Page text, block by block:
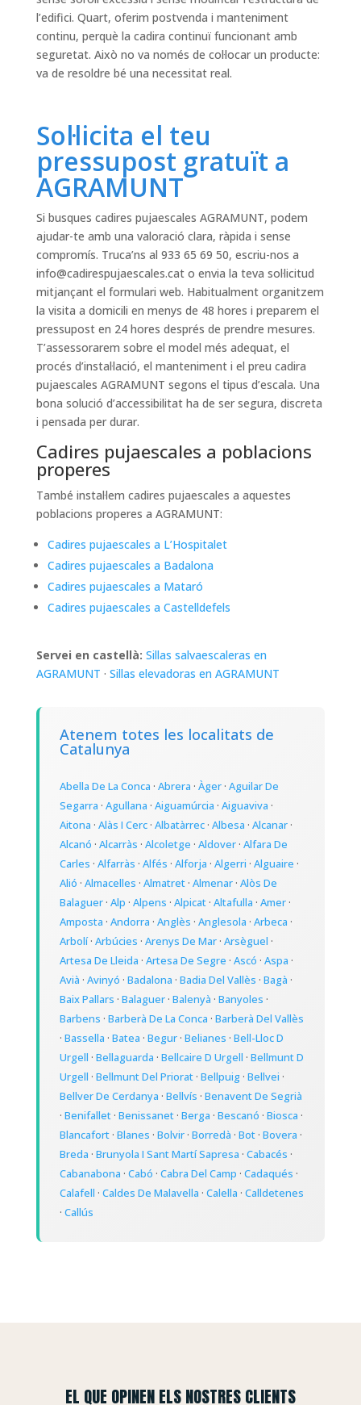
l’edifici. Quart, oferim postvenda i manteniment
continu, perquè la cadira continuï funcionant amb
seguretat. Això no va només de col·locar un producte:
va de resoldre bé una necessitat real.
Sol·licita el teu
pressupost gratuït a
AGRAMUNT
Si busques cadires pujaescales AGRAMUNT, podem
ajudar-te amb una valoració clara, ràpida i sense
compromís. Truca’ns al 933 65 69 50, escriu-nos a
info@cadirespujaescales.cato envia la teva sol·licitud
mitjançant el formulari web. Habitualment organitzem
la visita a domicili en menys de 48 hores i preparem el
pressupost en 24 hores després de prendre mesures.
T’assessorarem sobre el model més adequat, el
procés d’instal·lació, el manteniment i el preu cadira
pujaescales AGRAMUNT segons el tipus d’escala. Una
bona solució d’accessibilitat ha de ser segura, discreta
i pensada per durar.
Cadires pujaescales a poblacions
properes
També instal·lem cadires pujaescales a aquestes
poblacions properes a AGRAMUNT:
Cadires pujaescales a L’Hospitalet
Cadires pujaescales a Badalona
Cadires pujaescales a Mataró
Cadires pujaescales a Castelldefels
Servei en castellà: Sillas salvaescaleras en
AGRAMUNT · Sillas elevadoras en AGRAMUNT
Atenem totes les localitats de
Catalunya
Abella De La Conca · Abrera · Àger· Aguilar De
Segarra · Agullana · Aiguamúrcia · Aiguaviva ·
Aitona · Alàs I Cerc· Albatàrrec· Albesa · Alcanar·
Alcanó · Alcarràs · Alcoletge · Aldover· Alfara De
Carles · Alfarràs · Alfés · Alforja · Algerri · Alguaire ·
Alió · Almacelles · Almatret· Almenar· Alòs De
Balaguer· Alp · Alpens · Alpicat· Altafulla · Amer·
Amposta · Andorra · Anglès · Anglesola · Arbeca ·
Arbolí· Arbúcies · Arenys De Mar· Arsèguel ·
Artesa De Lleida · Artesa De Segre · Ascó · Aspa ·
Avià · Avinyó · Badalona · Badia Del Vallès · Bagà ·
Baix Pallars · Balaguer· Balenyà · Banyoles ·
Barbens · Barberà De La Conca · Barberà Del Vallès
· Bassella · Batea · Begur· Belianes · Bell-Lloc D
Urgell · Bellaguarda · Bellcaire D Urgell · Bellmunt D
Urgell · Bellmunt Del Priorat· Bellpuig· Bellvei ·
Bellver De Cerdanya · Bellvís · Benavent De Segrià
· Benifallet· Benissanet· Berga · Bescanó · Biosca ·
Blancafort· Blanes · Bolvir· Borredà · Bot· Bovera ·
Breda · Brunyola I Sant Martí Sapresa · Cabacés ·
Cabanabona · Cabó · Cabra Del Camp · Cadaqués ·
Calafell · Caldes De Malavella · Calella · Calldetenes
· Callús
EL QUE OPINEN ELS NOSTRES CLIENTS